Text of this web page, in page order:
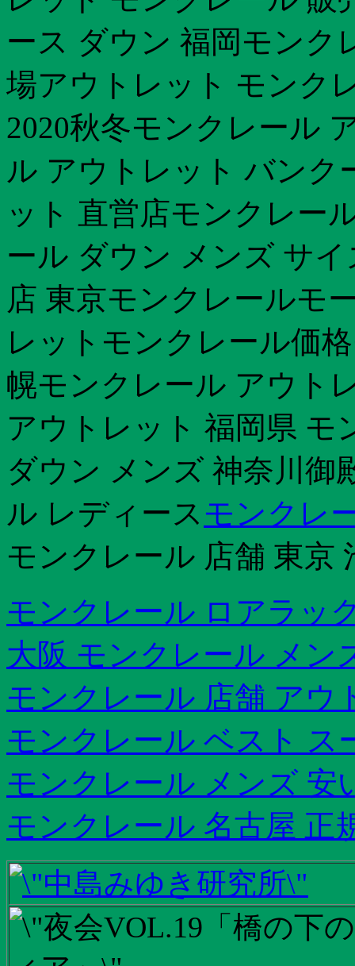
ース ダウン 福岡モンク
場アウトレット モンク
2020秋冬モンクレール
ル アウトレット バンク
ット 直営店モンクレー
ール ダウン メンズ サ
店 東京モンクレールモ
レットモンクレール価
幌モンクレール アウト
アウトレット 福岡県 モ
ダウン メンズ 神奈川御
ル レディース モンクレ
モンクレール 店舗 東京
モンクレール ロアラッ
大阪 モンクレール メン
モンクレール 店舗 アウ
モンクレール ベスト ス
モンクレール メンズ 安
モンクレール 名古屋 正